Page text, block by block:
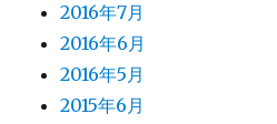
2016年7月
2016年6月
2016年5月
2015年6月